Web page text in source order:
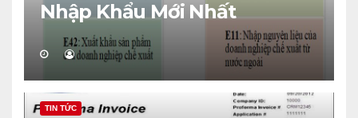
Nhập Khẩu Mới Nhất
TIN TỨC